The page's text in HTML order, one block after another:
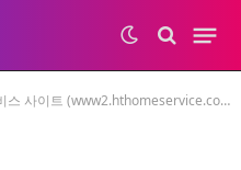
사이트 (www2.hthomeservice.com)